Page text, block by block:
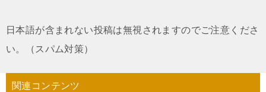
日本語が含まれない投稿は無視されますのでご注意くださ
い。（スパム対策）
関連コンテンツ